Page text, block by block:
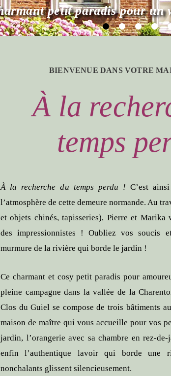
BIENVENUE DANS VOTRE
À la
temps
À la recherche du temps perdu ! C’est
l’atmosphère de cette demeure normande. Au
et objets chinés, tapisseries), Pierre et Marika
des impressionnistes ! Oubliez vos soucis
murmure de la rivière qui borde le jardin !
Ce charmant et cosy petit paradis pour
pleine campagne dans la vallée de la
Clos du Guiel se compose de trois bâtiments
maison de maître qui vous accueille pour vos
jardin, l’orangerie avec sa chambre en rez-
enfin l’authentique lavoir qui borde une
nonchalants glissent silencieusement.